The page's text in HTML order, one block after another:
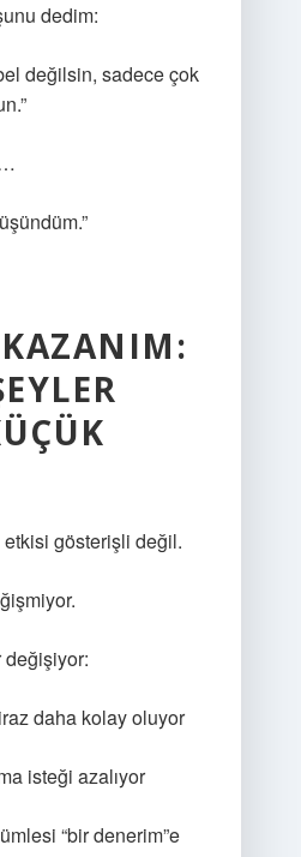
dedim:
değilsin, sadece çok
KAZANIM:
etkisi gösterişli değil.
daha kolay oluyor
isteği azalıyor
“bir denerim”e